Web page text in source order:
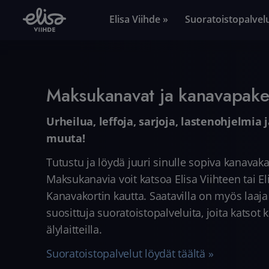
Elisa Viihde »
Maksukanavat ja
Urheilua, leffoja, sarjoja, lastenohjelmia
muuta!
Tutustu ja löydä juuri sinulle sopiva
Maksukanavia voit katsoa Elisa Viihteen tai
Kanavakortin kautta. Saatavilla on myös
suosittuja suoratoistopalveluita, joita katsot
älylaitteilla.
Suoratoistopalvelut löydät täältä »